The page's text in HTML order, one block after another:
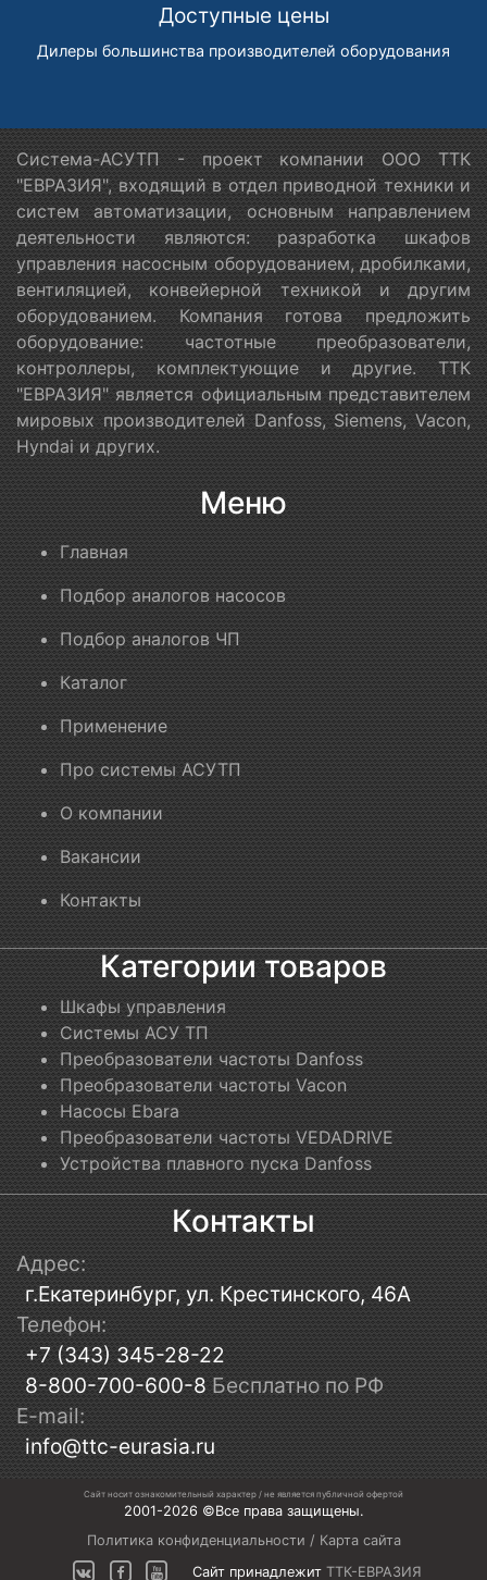
Доступные цены
Дилеры большинства производителей оборудования
Система-АСУТП - проект компании ООО ТТК
"ЕВРАЗИЯ", входящий в отдел приводной техники и
систем автоматизации, основным направлением
деятельности являются: разработка шкафов
управления насосным оборудованием, дробилками,
вентиляцией, конвейерной техникой и другим
оборудованием. Компания готова предложить
оборудование: частотные преобразователи,
контроллеры, комплектующие и другие. ТТК
"ЕВРАЗИЯ" является официальным представителем
мировых производителей Danfoss, Siemens, Vacon,
Hyndai и других.
Меню
Главная
Подбор аналогов насосов
Подбор аналогов ЧП
Каталог
Применение
Про системы АСУТП
О компании
Вакансии
Контакты
Категории товаров
Шкафы управления
Системы АСУ ТП
Преобразователи частоты Danfoss
Преобразователи частоты Vacon
Насосы Ebara
Преобразователи частоты VEDADRIVE
Устройства плавного пуска Danfoss
Контакты
Адрес:
г.Екатеринбург, ул. Крестинского, 46А
Телефон:
+7 (343) 345-28-22
8-800-700-600-8 Бесплатно по РФ
E-mail:
info@ttc-eurasia.ru
Сайт носит ознакомительный характер / не является публичной офертой
2001-2026 ©Все права защищены.
Политика конфиденциальности / Карта сайта
Сайт принадлежит ТТК-ЕВРАЗИЯ